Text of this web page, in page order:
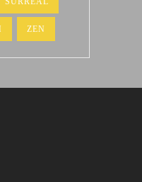
ZEN